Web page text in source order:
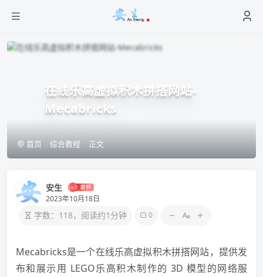
在线乐高虚拟积木拼搭网站-
Mecabricks
首页 综合教程 正文
安生
2023年10月18日
字数：118，阅读约1分钟 0
Mecabricks是一个在线乐高虚拟积木拼搭网站，提供发
布和展示用 LEGO乐高积木制作的 3D 模型的网络服